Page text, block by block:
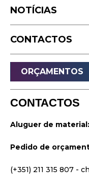
Drone
Som
Luz
Palcos
Websites
Identidade Visual
NOTÍCIAS
CONTACTOS
ORÇAMENTOS
CONTACTOS
Aluguer de material:
Pedido de
(+351) 211 315 807 -